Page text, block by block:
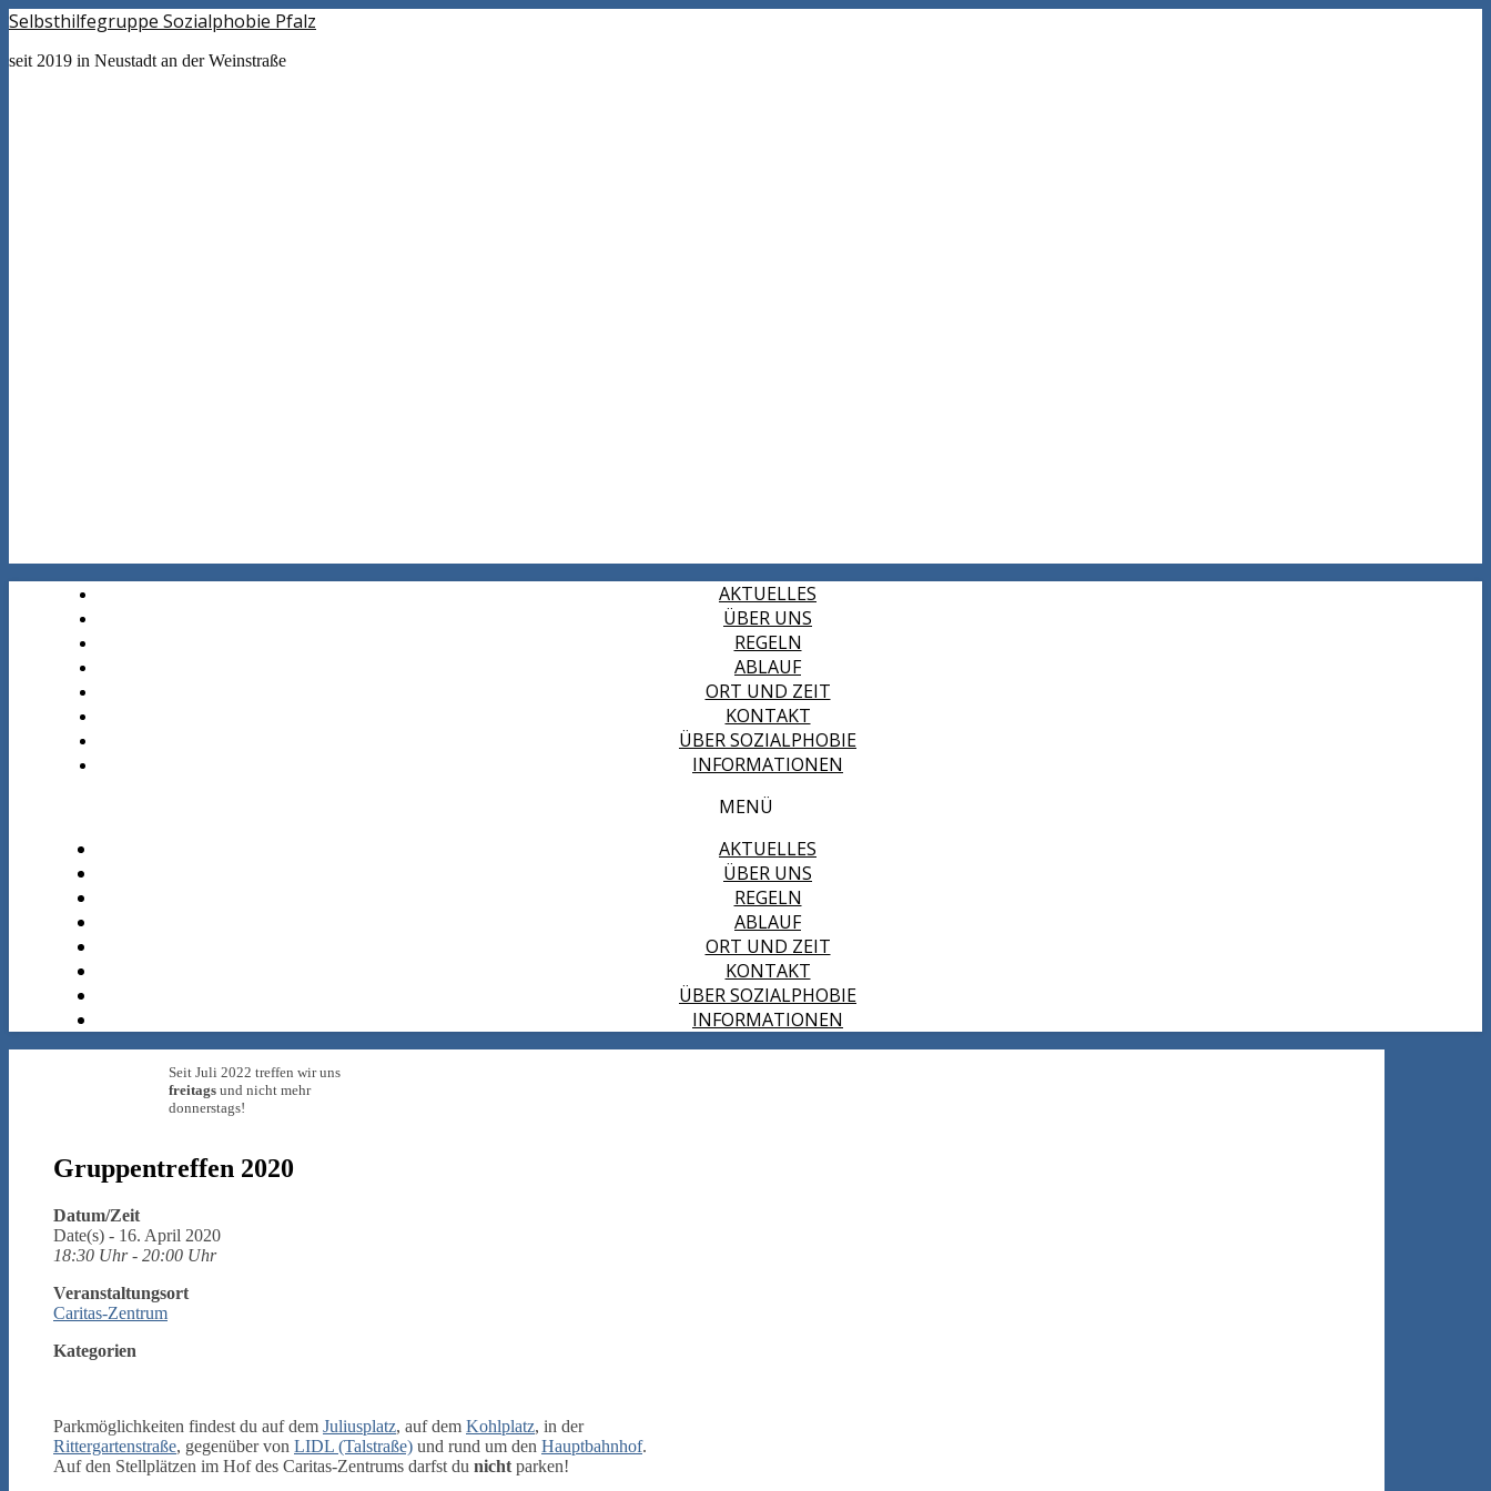
Selbsthilfegruppe Sozialphobie Pfalz
seit 2019 in Neustadt an der Weinstraße
AKTUELLES
ÜBER UNS
REGELN
ABLAUF
ORT UND ZEIT
KONTAKT
ÜBER SOZIALPHOBIE
INFORMATIONEN
MENÜ
AKTUELLES
ÜBER UNS
REGELN
ABLAUF
ORT UND ZEIT
KONTAKT
ÜBER SOZIALPHOBIE
INFORMATIONEN
Seit Juli 2022 treffen wir uns
freitags und nicht mehr
donnerstags!
Gruppentreffen 2020
Datum/Zeit
Date(s) - 16. April 2020
18:30 Uhr - 20:00 Uhr
Veranstaltungsort
Caritas-Zentrum
Kategorien
Parkmöglichkeiten findest du auf dem Juliusplatz, auf dem Kohlplatz, in der
Rittergartenstraße, gegenüber von LIDL (Talstraße) und rund um den Hauptbahnhof.
Auf den Stellplätzen im Hof des Caritas-Zentrums darfst du nicht parken!